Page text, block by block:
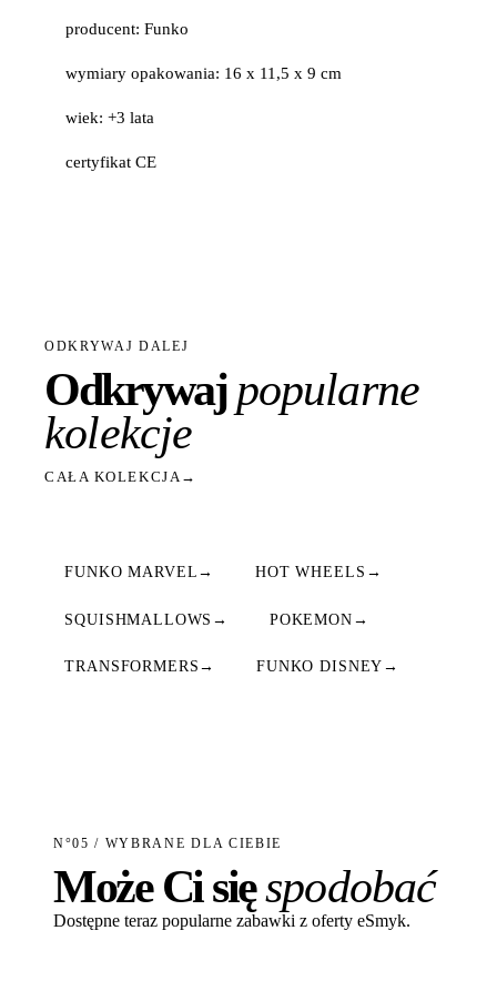
producent: Funko
wymiary opakowania: 16 x 11,5 x 9 cm
wiek: +3 lata
certyfikat CE
ODKRYWAJ DALEJ
Odkrywajpopularne
kolekcje
CAŁA KOLEKCJA→
FUNKO MARVEL → HOT WHEELS →
SQUISHMALLOWS → POKEMON →
TRANSFORMERS → FUNKO DISNEY →
N°05 / WYBRANE DLA CIEBIE
Może Ci sięspodobać
Dostępne teraz popularne zabawki z oferty eSmyk.